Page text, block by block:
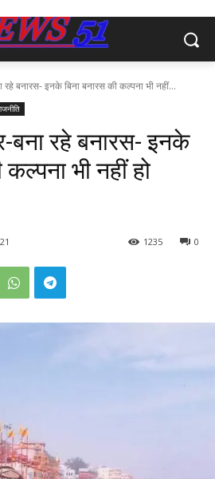
बनारस- इनके बिना बनारस की कल्पना भी नहीं...
बना रहे बनारस- इनके
भी नहीं हो
0
1235